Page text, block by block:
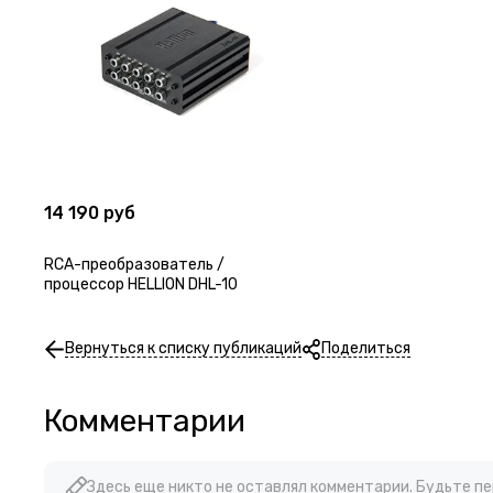
14 190 руб
RCA-преобразователь /
процессор HELLION DHL-10
Вернуться к списку публикаций Поделиться
Комментарии
Здесь еще никто не оставлял комментарии. Будьте